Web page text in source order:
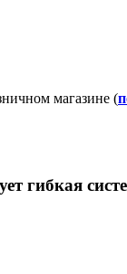
магазине (
гибкая